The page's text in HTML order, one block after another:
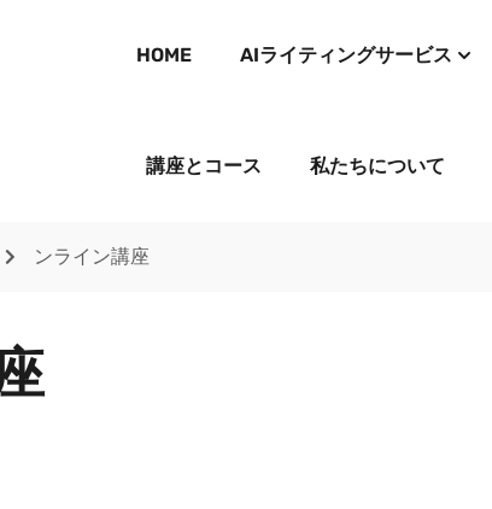
HOME AIライティングサービス
講座とコース 私たちについて
ンライン講座